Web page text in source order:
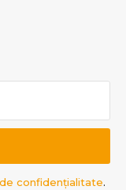
confidențialitate.